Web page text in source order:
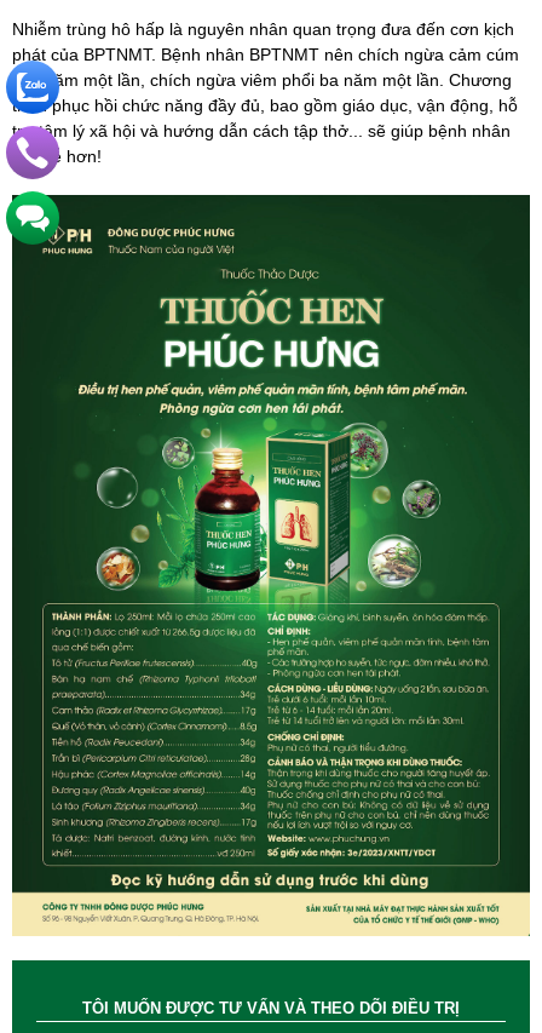
Nhiễm trùng hô hấp là nguyên nhân quan trọng đưa đến cơn kịch
phát của BPTNMT. Bệnh nhân BPTNMT nên chích ngừa cảm cúm
mỗi năm một lần, chích ngừa viêm phổi ba năm một lần. Chương
trình phục hồi chức năng đầy đủ, bao gồm giáo dục, vận động, hỗ
trợ tâm lý xã hội và hướng dẫn cách tập thở... sẽ giúp bệnh nhân
thở dễ hơn!
TÔI MUỐN ĐƯỢC TƯ VẤN VÀ THEO DÕI ĐIỀU TRỊ